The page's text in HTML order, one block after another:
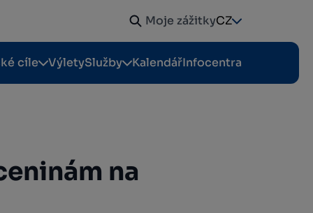
Moje zážitkyCZ
cíle VýletySlužby KalendářInfocentra
na